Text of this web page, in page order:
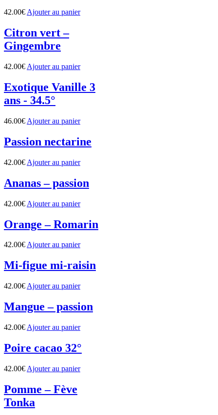
42.00€Ajouter au panier
Citron vert –
Gingembre
42.00€ Ajouter au panier
Exotique Vanille 3
ans - 34.5°
46.00€ Ajouter au panier
Passion nectarine
42.00€ Ajouter au panier
Ananas – passion
42.00€ Ajouter au panier
Orange – Romarin
42.00€Ajouter au panier
Mi-figue mi-raisin
42.00€ Ajouter au panier
Mangue – passion
42.00€ Ajouter au panier
Poire cacao 32°
42.00€ Ajouter au panier
Pomme – Fève
Tonka